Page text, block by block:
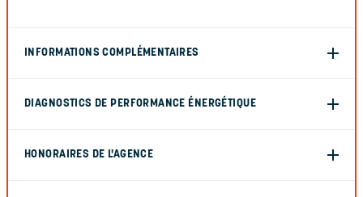
INFORMATIONS COMPLÉMENTAIRES
DIAGNOSTICS DE PERFORMANCE ÉNERGÉTIQUE
HONORAIRES DE L'AGENCE